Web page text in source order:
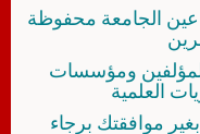
الجامعة محفوظة
ومؤسسات
العلمية
موافقتك برجاء